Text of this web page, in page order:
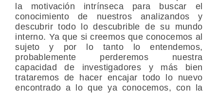
la motivación intrínseca para buscar el
conocimiento de nuestros analizandos y
descubrir todo lo descubrible de su mundo
interno. Ya que si creemos que conocemos al
sujeto y por lo tanto lo entendemos,
probablemente perderemos nuestra
capacidad de investigadores y más bien
trataremos de hacer encajar todo lo nuevo
encontrado a lo que ya conocemos, con la